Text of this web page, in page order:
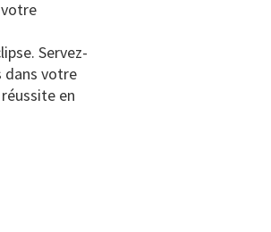
Servez-
dans votre
en